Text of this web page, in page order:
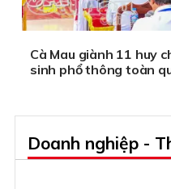
Cà Mau giành 11 huy
sinh phổ thông toàn
Doanh nghiệp -